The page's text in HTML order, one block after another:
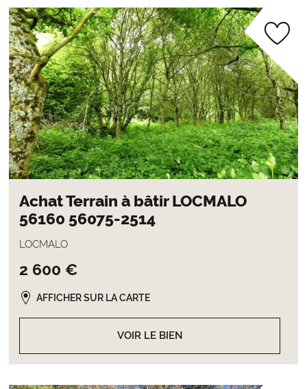
Achat Terrain à bâtir LOCMALO
56160 56075-2514
LOCMALO
2 600 €
VOIR LE BIEN
AFFICHER SUR LA CARTE